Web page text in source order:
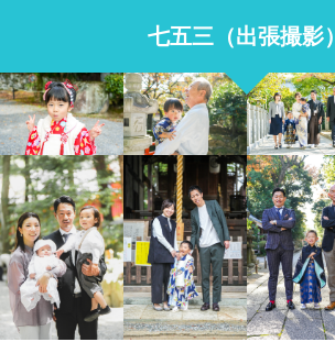
七五三（出張撮影）